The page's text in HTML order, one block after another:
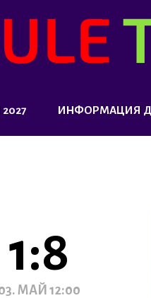
ИНФОРМАЦИЯ
1:8
МАЙ 12:00